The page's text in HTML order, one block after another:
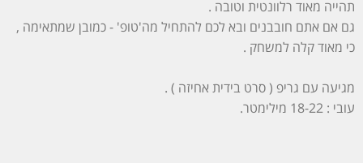
תהייה מאוד רלוונטית וטובה .
גם אם אתם חובבנים ובא לכם להתחיל מה'טופ' - כמובן שמתאימה ,
כי מאוד קלה למשחק .
מגיעה עם גריפ ( סרט בידית אחיזה ) .
עובי : 18-22 מילימטר.